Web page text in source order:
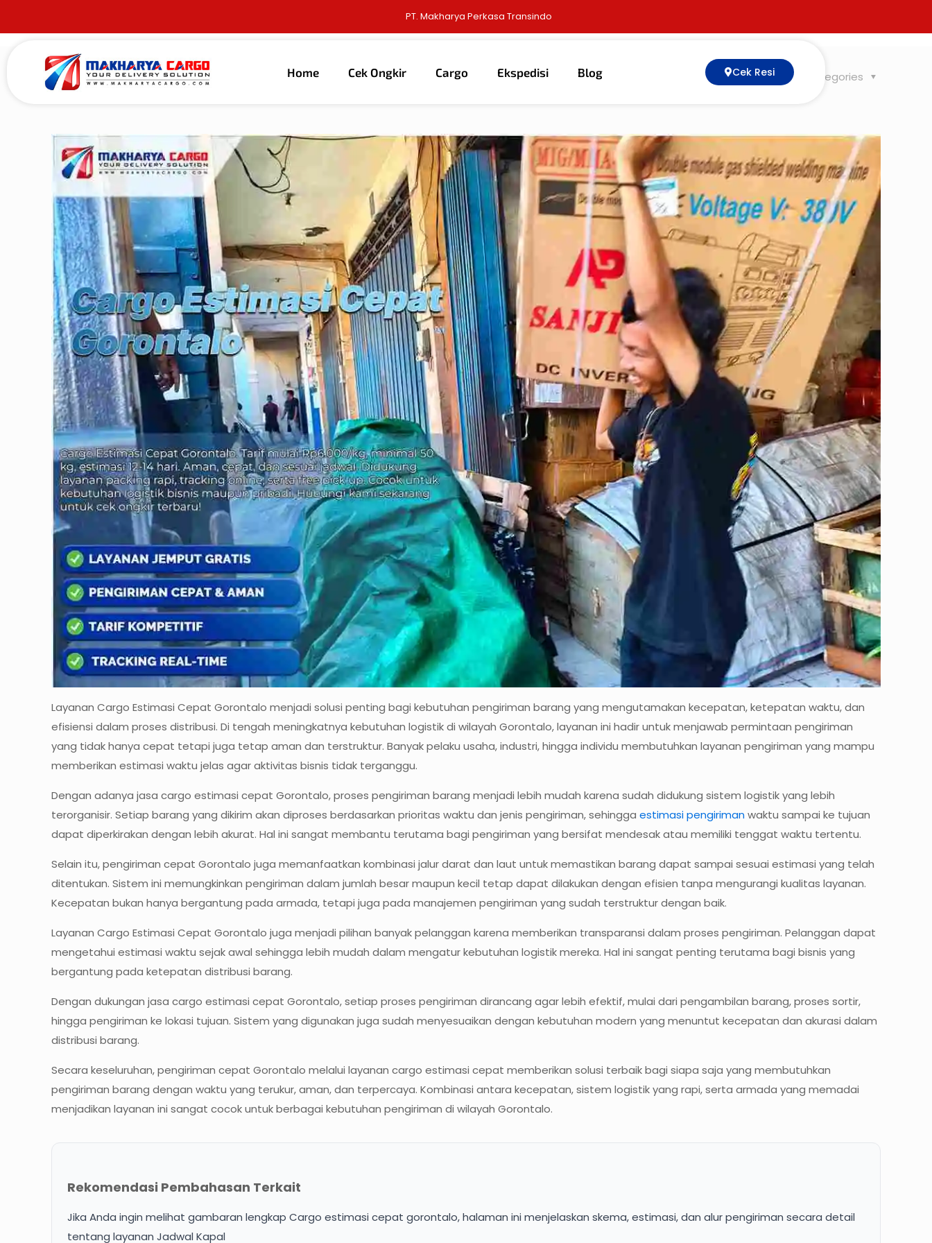
PT. Makharya Perkasa Transindo
Home Cek Ongkir Cargo Ekspedisi Blog Cek Resi
Published by alma gunaon 22 Mei 2026 Categories
Tags
Layanan Cargo Estimasi Cepat Gorontalo menjadi solusi penting bagi kebutuhan pengiriman barang yang mengutamakan kecepatan, ketepatan waktu, dan
efisiensi dalam proses distribusi. Di tengah meningkatnya kebutuhan logistik di wilayah Gorontalo, layanan ini hadir untuk menjawab permintaan pengiriman
yang tidak hanya cepat tetapi juga tetap aman dan terstruktur. Banyak pelaku usaha, industri, hingga individu membutuhkan layanan pengiriman yang mampu
memberikan estimasi waktu jelas agar aktivitas bisnis tidak terganggu.
Dengan adanya jasa cargo estimasi cepat Gorontalo, proses pengiriman barang menjadi lebih mudah karena sudah didukung sistem logistik yang lebih
terorganisir. Setiap barang yang dikirim akan diproses berdasarkan prioritas waktu dan jenis pengiriman, sehinggaestimasi pengirimanwaktu sampai ke tujuan
dapat diperkirakan dengan lebih akurat. Hal ini sangat membantu terutama bagi pengiriman yang bersifat mendesak atau memiliki tenggat waktu tertentu.
Selain itu, pengiriman cepat Gorontalo juga memanfaatkan kombinasi jalur darat dan laut untuk memastikan barang dapat sampai sesuai estimasi yang telah
ditentukan. Sistem ini memungkinkan pengiriman dalam jumlah besar maupun kecil tetap dapat dilakukan dengan efisien tanpa mengurangi kualitas layanan.
Kecepatan bukan hanya bergantung pada armada, tetapi juga pada manajemen pengiriman yang sudah terstruktur dengan baik.
Layanan Cargo Estimasi Cepat Gorontalo juga menjadi pilihan banyak pelanggan karena memberikan transparansi dalam proses pengiriman. Pelanggan dapat
mengetahui estimasi waktu sejak awal sehingga lebih mudah dalam mengatur kebutuhan logistik mereka. Hal ini sangat penting terutama bagi bisnis yang
bergantung pada ketepatan distribusi barang.
Dengan dukungan jasa cargo estimasi cepat Gorontalo, setiap proses pengiriman dirancang agar lebih efektif, mulai dari pengambilan barang, proses sortir,
hingga pengiriman ke lokasi tujuan. Sistem yang digunakan juga sudah menyesuaikan dengan kebutuhan modern yang menuntut kecepatan dan akurasi dalam
distribusi barang.
Secara keseluruhan, pengiriman cepat Gorontalo melalui layanan cargo estimasi cepat memberikan solusi terbaik bagi siapa saja yang membutuhkan
pengiriman barang dengan waktu yang terukur, aman, dan terpercaya. Kombinasi antara kecepatan, sistem logistik yang rapi, serta armada yang memadai
menjadikan layanan ini sangat cocok untuk berbagai kebutuhan pengiriman di wilayah Gorontalo.
Rekomendasi Pembahasan Terkait
Jika Anda ingin melihat gambaran lengkap Cargo estimasi cepat gorontalo, halaman ini menjelaskan skema, estimasi, dan alur pengiriman secara detail
tentang layanan Jadwal Kapal